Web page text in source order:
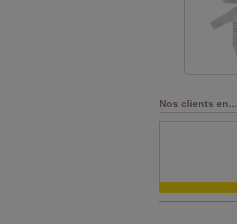
Nos clients en...